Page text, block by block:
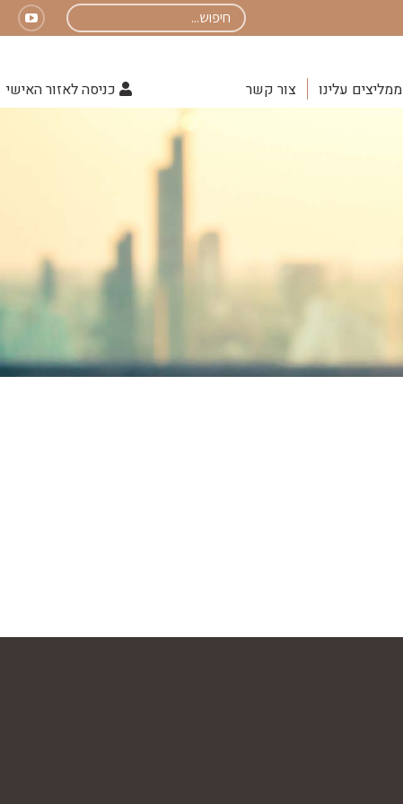
Search:
in
כניסה לאזור האישי ממליצים עלינו צור קשר